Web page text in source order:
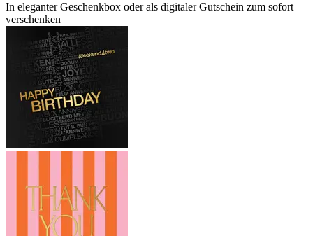
In eleganter Geschenkbox oder als digitaler Gutschein zum sofort
verschenken